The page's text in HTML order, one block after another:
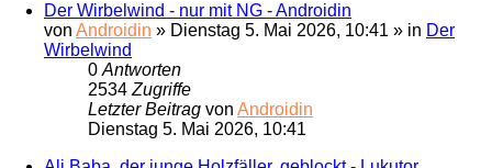
Der Wirbelwind - nur mit NG - Androidin
von Androidin » Dienstag 5. Mai 2026, 10:41 » in Der
Wirbelwind
0Antworten
2534Zugriffe
Letzter Beitrag von Androidin
Dienstag 5. Mai 2026, 10:41